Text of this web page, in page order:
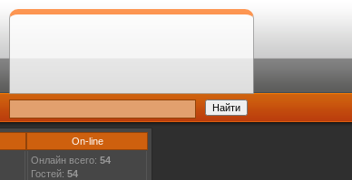
On-line
Онлайн всего:54
Гостей:54